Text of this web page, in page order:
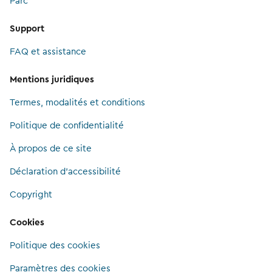
Support
FAQ et assistance
Mentions juridiques
Termes, modalités et conditions
Politique de confidentialité
À propos de ce site
Déclaration d'accessibilité
Copyright
Cookies
Politique des cookies
Paramètres des cookies